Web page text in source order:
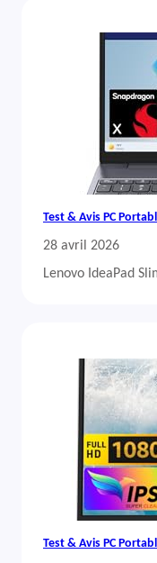
Test & Avis PC
28 avril 2026
Lenovo IdeaPad
Test & Avis PC